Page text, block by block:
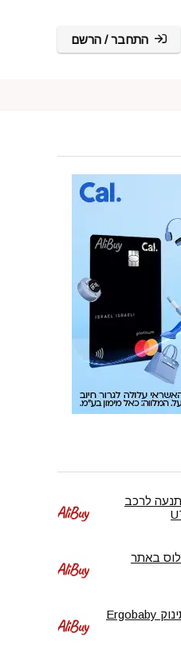
התחבר / הרשם
לרכב
באתר
מנשא לתינוק Ergobaby